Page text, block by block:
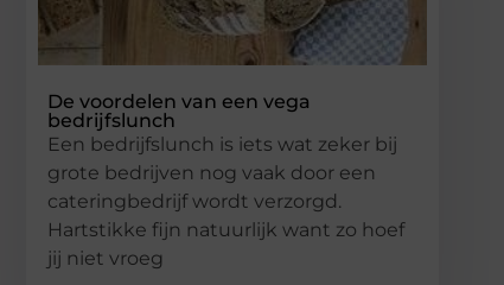
De voordelen van een vega
bedrijfslunch
Een bedrijfslunch is iets wat zeker bij
grote bedrijven nog vaak door een
cateringbedrijf wordt verzorgd.
Hartstikke fijn natuurlijk want zo hoef
jij niet vroeg